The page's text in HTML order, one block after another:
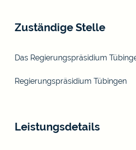
Zuständige Stelle
Das Regierungspräsidium
Regierungspräsidium Tübingen
Leistungsdetails